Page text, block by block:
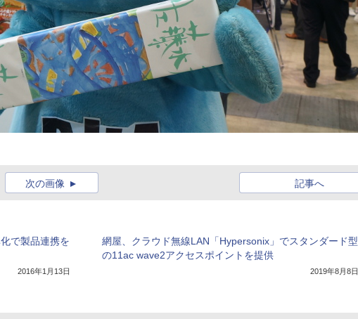
記事へ
次の画像
で製品連携を
2016年1月13日
網屋、クラウド無線LAN「Hypersonix」でスタンダード型
の11ac wave2アクセスポイントを提供
2019年8月8日